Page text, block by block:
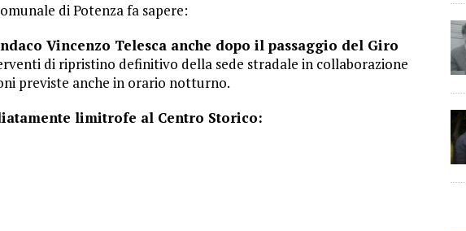
di Potenza fa sapere:
Vincenzo Telesca anche dopo il passaggio del Giro
di ripristino definitivo della sede stradale in collaborazione
previste anche in orario notturno.
limitrofe al Centro Storico: